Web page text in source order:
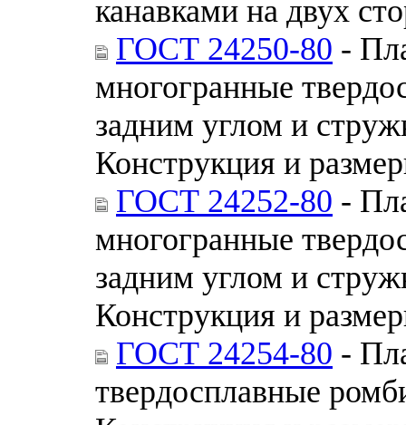
канавками на двух
ГОСТ 24250-80 -
многогранные
задним углом и
Конструкция и
ГОСТ 24252-80 -
многогранные
задним углом и
Конструкция и
ГОСТ 24254-80 -
твердосплавные